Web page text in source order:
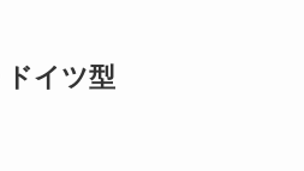
イツ型